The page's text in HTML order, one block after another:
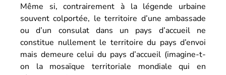
Même si, contrairement à la légende urbaine
souvent colportée, le territoire d’une ambassade
ou d’un consulat dans un pays d’accueil ne
constitue nullement le territoire du pays d’envoi
mais demeure celui du pays d’accueil (imagine-t-
on la mosaïque territoriale mondiale qui en